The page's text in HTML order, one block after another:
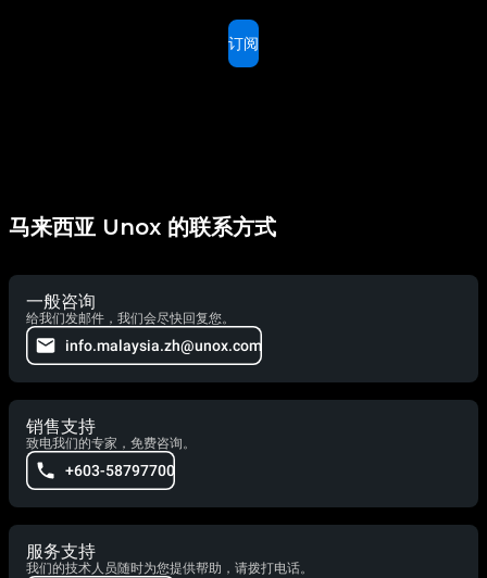
订阅
马来西亚 Unox 的联系方式
一般咨询
给我们发邮件，我们会尽快回复您。
info.malaysia.zh@unox.com
销售支持
致电我们的专家，免费咨询。
+603-58797700
服务支持
我们的技术人员随时为您提供帮助，请拨打电话。